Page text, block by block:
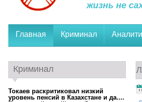
жизнь не
Главная Криминал
Криминал
Токаев раскритиковал низкий
уровень пенсий в Казахстане и да....